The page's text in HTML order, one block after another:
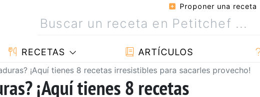
Proponer una receta
RECETAS ARTÍCULOS
¡Aquí tienes 8 recetas irresistibles para sacarles provecho!
¡Aquí tienes 8 recetas